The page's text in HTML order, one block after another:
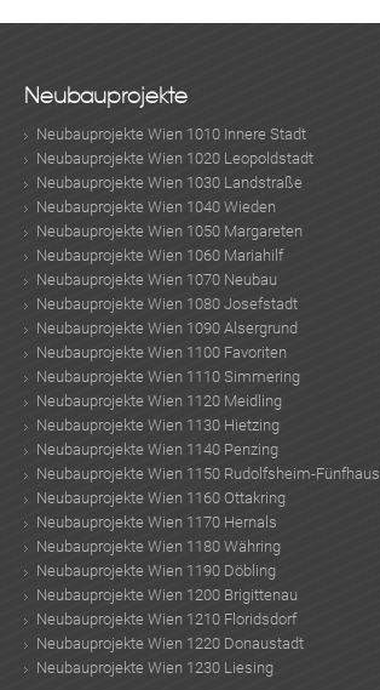
Neubauprojekte
Neubauprojekte Wien 1010 Innere Stadt
Neubauprojekte Wien 1020 Leopoldstadt
Neubauprojekte Wien 1030 Landstraße
Neubauprojekte Wien 1040 Wieden
Neubauprojekte Wien 1050 Margareten
Neubauprojekte Wien 1060 Mariahilf
Neubauprojekte Wien 1070 Neubau
Neubauprojekte Wien 1080 Josefstadt
Neubauprojekte Wien 1090 Alsergrund
Neubauprojekte Wien 1100 Favoriten
Neubauprojekte Wien 1110 Simmering
Neubauprojekte Wien 1120 Meidling
Neubauprojekte Wien 1130 Hietzing
Neubauprojekte Wien 1140 Penzing
Neubauprojekte Wien 1150 Rudolfsheim-Fünfhaus
Neubauprojekte Wien 1160 Ottakring
Neubauprojekte Wien 1170 Hernals
Neubauprojekte Wien 1180 Währing
Neubauprojekte Wien 1190 Döbling
Neubauprojekte Wien 1200 Brigittenau
Neubauprojekte Wien 1210 Floridsdorf
Neubauprojekte Wien 1220 Donaustadt
Neubauprojekte Wien 1230 Liesing